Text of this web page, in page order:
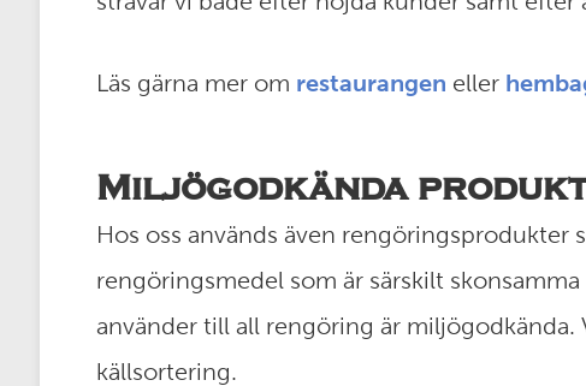
Läs gärna mer om restaurangen eller
Miljögodkända
Hos oss används även rengöringsprodukter
rengöringsmedel som är särskilt
använder till all rengöring är miljögodkända.
källsortering.